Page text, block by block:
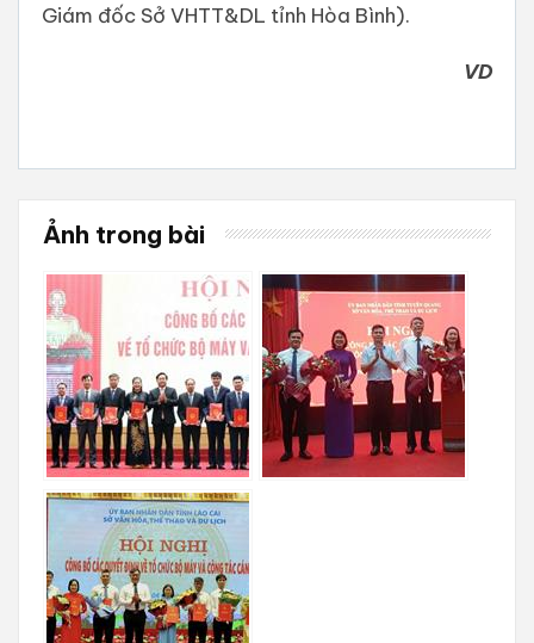
Giám đốc Sở VHTT&DL tỉnh Hòa Bình).
VD
Ảnh trong bài